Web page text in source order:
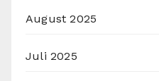
August 2025
Juli 2025